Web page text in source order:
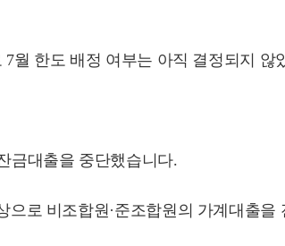
월 한도 배정 여부는 아직 결정되지 않
금대출을 중단했습니다.
로 비조합원·준조합원의 가계대출